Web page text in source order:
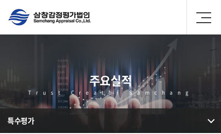
주요실적
Trust Creator Samchang
특수평가